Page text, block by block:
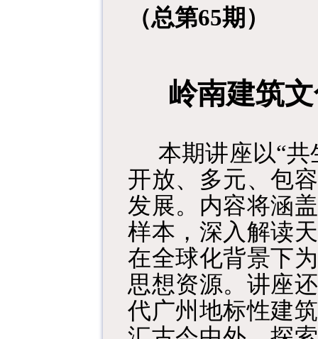
（总第65期）
岭南建筑
本期讲座以“
开放、多元、包
发展。内容将涵
样本，深入解读
在全球化背景下
思想资源。讲座
代广州地标性建